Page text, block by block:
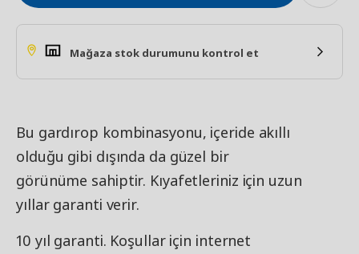
Mağaza stok durumunu kontrol et
Bu gardırop kombinasyonu, içeride akıllı
olduğu gibi dışında da güzel bir
görünüme sahiptir. Kıyafetleriniz için uzun
yıllar garanti verir.
10 yıl garanti. Koşullar için internet